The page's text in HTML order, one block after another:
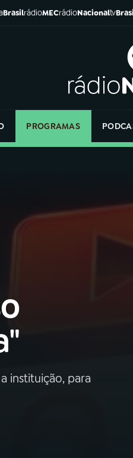
BrasilrádioMECrádioNacionaltv
PROGRAMAS
instituição, para